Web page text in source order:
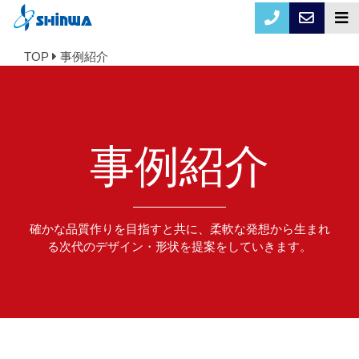
TOP 事例紹介
事例紹介
確かな品質作りを目指すと共に、柔軟な発想から生まれ
る次代のデザイン・形状を提案をしていきます。